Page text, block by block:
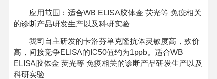
应用范围：适合WB ELISA胶体金 荧光等 免疫相关
的诊断产品研发生产以及科研实验
我司自主研发的卡洛芬单克隆抗体灵敏度高，效价
高，间接竞争ELISA的IC50值约为1ppb。适合WB
ELISA胶体金 荧光等 免疫相关的诊断产品研发生产以及
科研实验